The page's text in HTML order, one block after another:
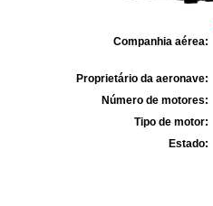
Companhia aérea:
Proprietário da aeronave:
Número de motores:
Tipo de motor:
Estado: